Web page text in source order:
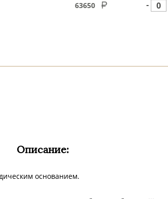
63650 - 0
Описание:
основанием.